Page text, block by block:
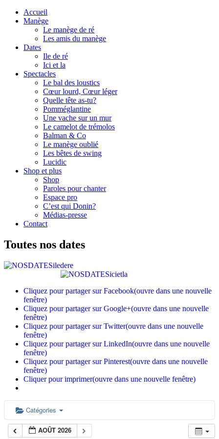
Accueil
Manège
Le manège de ré
Les amis du manège
Dates
Ile de ré
Ici et la
Spectacles
Le bal des loustics
Cœur lourd, Cœur léger
Quelle tête as-tu?
Pomméglantine
Une vache sur un mur
Le camelot de trémolos
Balman & Co
Le manège oublié
Les bêtes de swing
Lucidic
Shop et plus
Shop
Paroles pour chanter
Espace pro
C’est qui Donin?
Médias-presse
Contact
Toutes nos dates
Cliquez pour partager sur Facebook(ouvre dans une nouvelle
fenêtre)
Cliquez pour partager sur Google+(ouvre dans une nouvelle
fenêtre)
Cliquez pour partager sur Twitter(ouvre dans une nouvelle
fenêtre)
Cliquez pour partager sur LinkedIn(ouvre dans une nouvelle
fenêtre)
Cliquez pour partager sur Pinterest(ouvre dans une nouvelle
fenêtre)
Cliquer pour imprimer(ouvre dans une nouvelle fenêtre)
Catégories
AOÛT 2026